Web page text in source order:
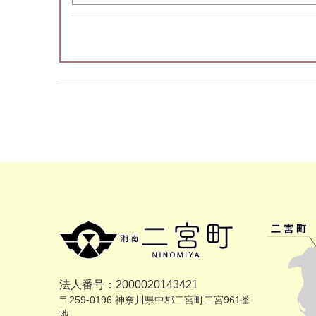
法人番号：2000020143421
〒259-0196 神奈川県中郡二宮町二宮961番